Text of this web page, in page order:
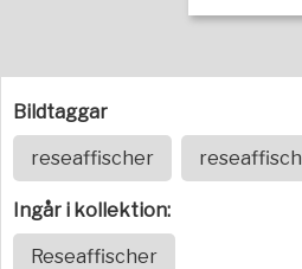
Bildtaggar
reseaffischer reseaffisch
Ingår i kollektion:
Reseaffischer